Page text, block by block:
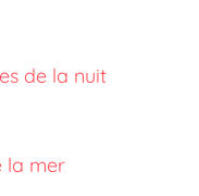
de la nuit
la mer